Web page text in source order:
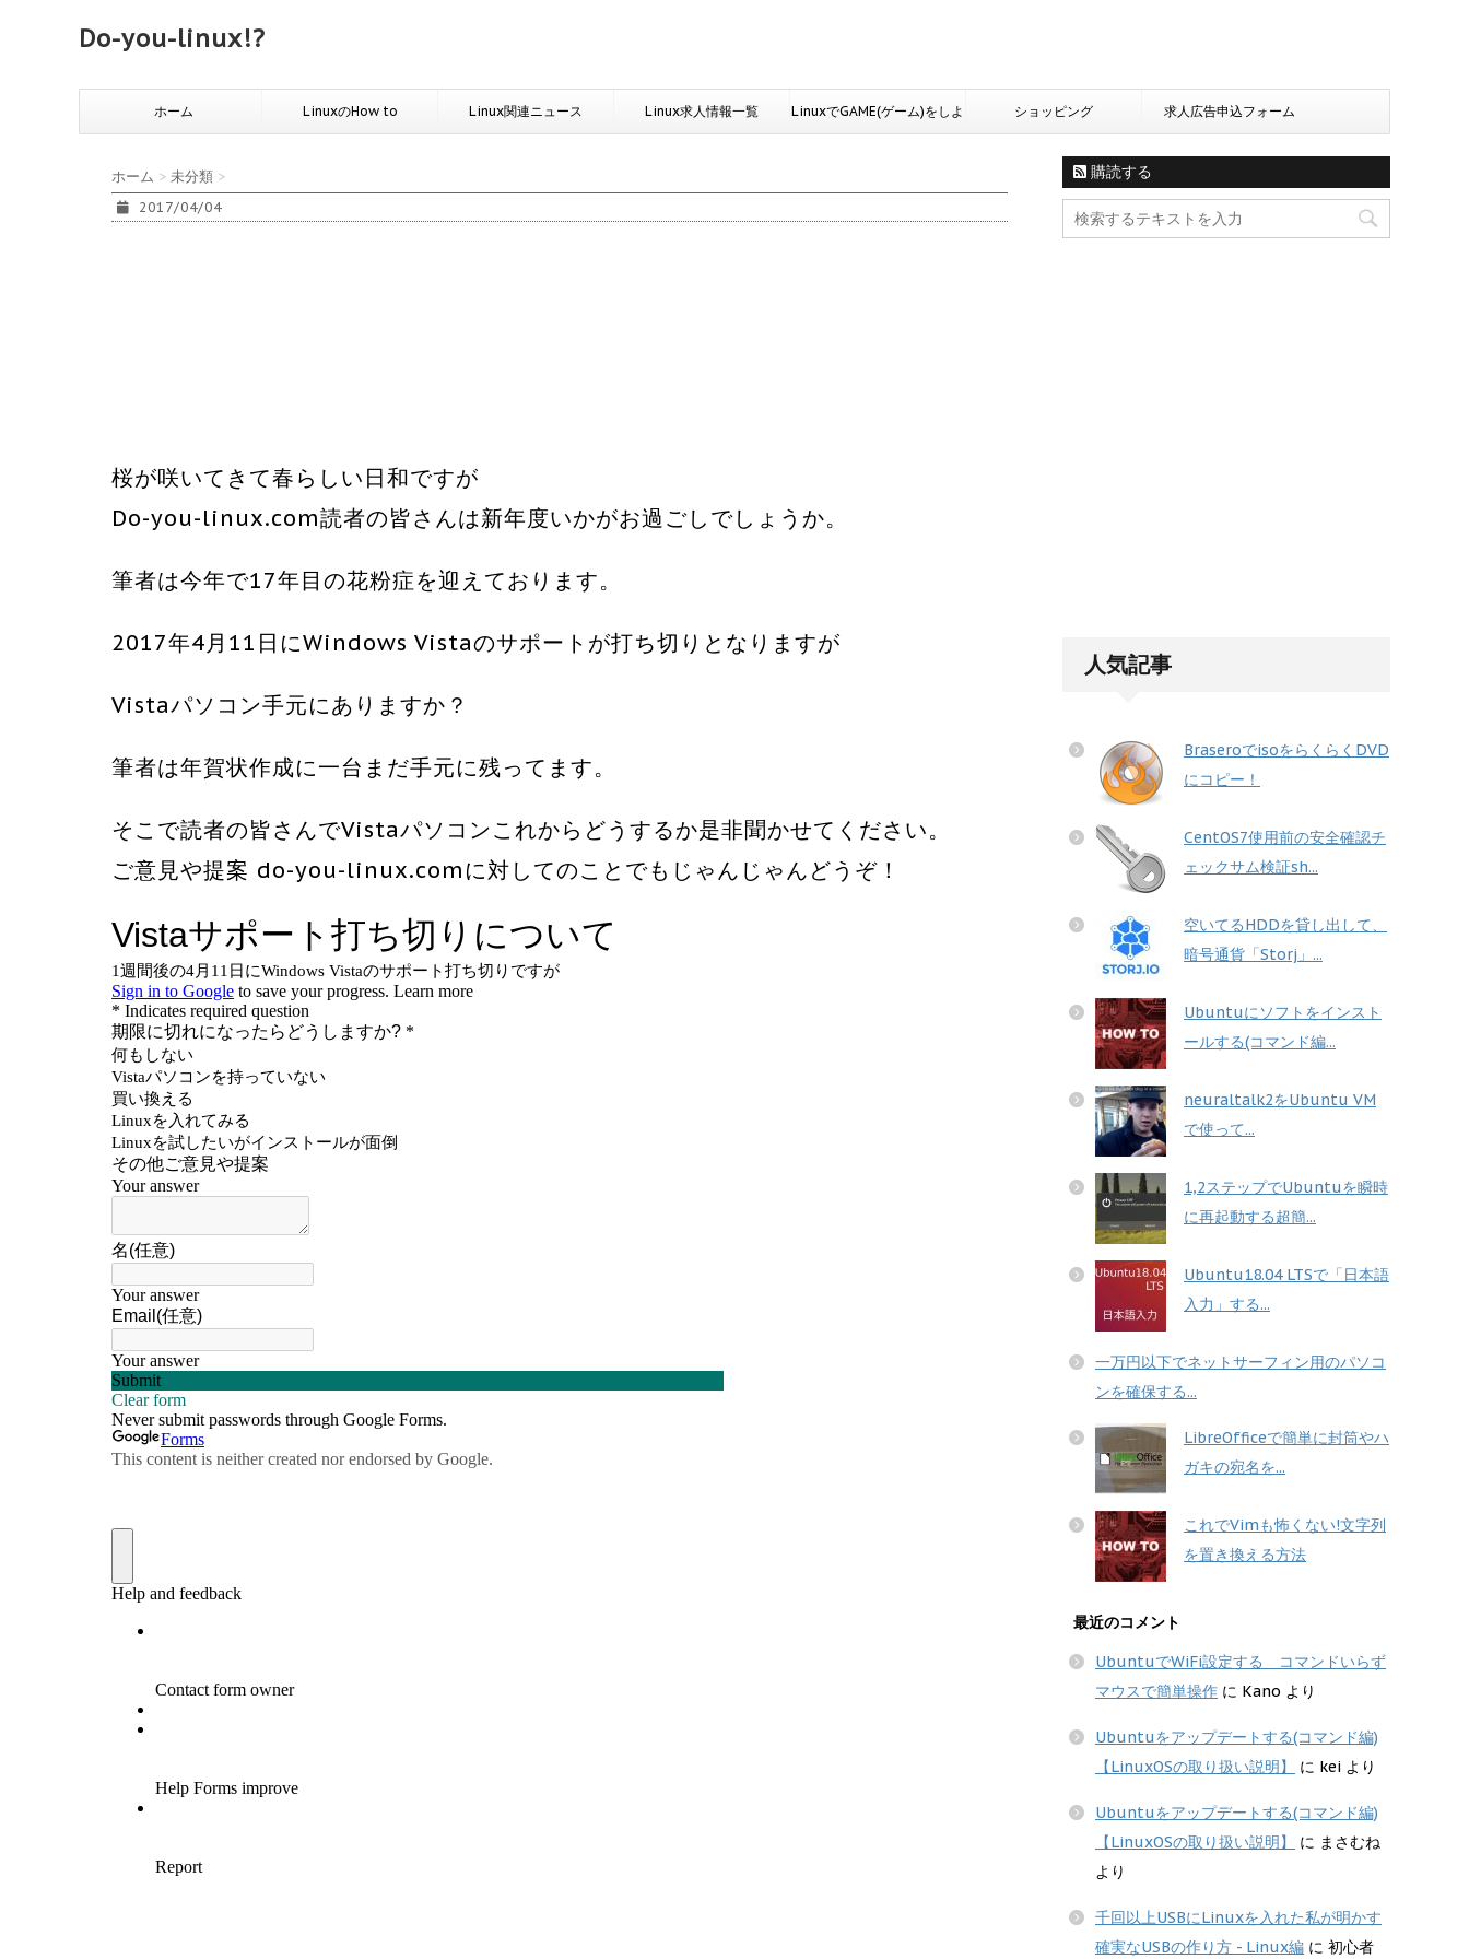
Do-you-linux!?
ホーム LinuxのHow to Linux関連ニュース Linux求人情報一覧 LinuxでGAME(ゲーム)をしよ ショッピング 求人広告申込フォーム
ホーム > 未分類 >
2017/04/04
桜が咲いてきて春らしい日和ですが
Do-you-linux.com読者の皆さんは新年度いかがお過ごしでしょうか。
筆者は今年で17年目の花粉症を迎えております。
2017年4月11日にWindows Vistaのサポートが打ち切りとなりますが
Vistaパソコン手元にありますか？
筆者は年賀状作成に一台まだ手元に残ってます。
そこで読者の皆さんでVistaパソコンこれからどうするか是非聞かせてください。
ご意見や提案 do-you-linux.comに対してのことでもじゃんじゃんどうぞ！
購読する
人気記事
BraseroでisoをらくらくDVD
にコピー！
CentOS7使用前の安全確認チ
ェックサム検証sh...
空いてるHDDを貸し出して、
暗号通貨「Storj」...
Ubuntuにソフトをインスト
ールする(コマンド編...
neuraltalk2をUbuntu VM
で使って...
1,2ステップでUbuntuを瞬時
に再起動する超簡...
Ubuntu18.04 LTSで「日本語
入力」する...
一万円以下でネットサーフィン用のパソコ
ンを確保する...
LibreOfficeで簡単に封筒やハ
ガキの宛名を...
これでVimも怖くない!文字列
を置き換える方法
最近のコメント
UbuntuでWiFi設定する コマンドいらず
マウスで簡単操作 に Kano より
Ubuntuをアップデートする(コマンド編)
【LinuxOSの取り扱い説明】
に kei より
Ubuntuをアップデートする(コマンド編)
【LinuxOSの取り扱い説明】
に まさむね
より
千回以上USBにLinuxを入れた私が明かす
確実なUSBの作り方 - Linux編 に 初心者